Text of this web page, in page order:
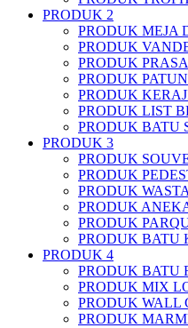
PRODUK 2
PRODUK MEJA
PRODUK
PRODUK
PRODUK
PRODUK
PRODUK LIST
PRODUK BATU
PRODUK 3
PRODUK
PRODUK
PRODUK
PRODUK
PRODUK
PRODUK BATU
PRODUK 4
PRODUK BATU
PRODUK MIX
PRODUK WALL
PRODUK